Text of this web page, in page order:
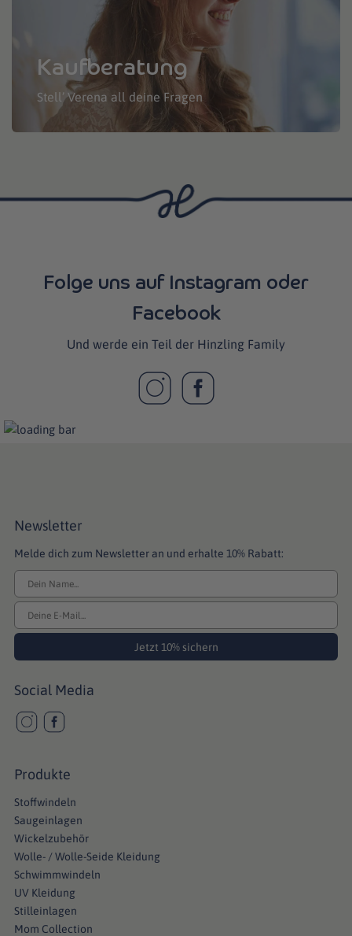
Kaufberatung
Stell’ Verena all deine Fragen
Folge uns auf Instagram oder
Facebook
Und werde ein Teil der Hinzling Family
Newsletter
Melde dich zum Newsletter an und erhalte 10% Rabatt:
Jetzt 10% sichern
Social Media
Produkte
Stoffwindeln
Saugeinlagen
Wickelzubehör
Wolle- / Wolle-Seide Kleidung
Schwimmwindeln
UV Kleidung
Stilleinlagen
Mom Collection